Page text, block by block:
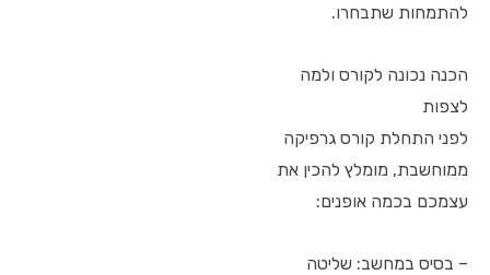
להתמחות שתבחרו.
הכנה נכונה לקורס ולמה
לצפות
לפני התחלת קורס גרפיקה
ממוחשבת, מומלץ להכין את
עצמכם בכמה אופנים:
– בסיס במחשב: שליטה